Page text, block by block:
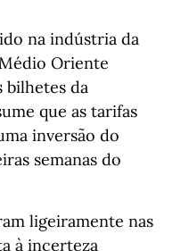
na indústria da
Oriente
bilhetes da
que as tarifas
inversão do
semanas do
ligeiramente nas
à incerteza